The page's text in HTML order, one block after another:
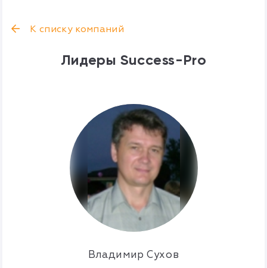
К списку компаний
Лидеры Success-Pro
Владимир Сухов